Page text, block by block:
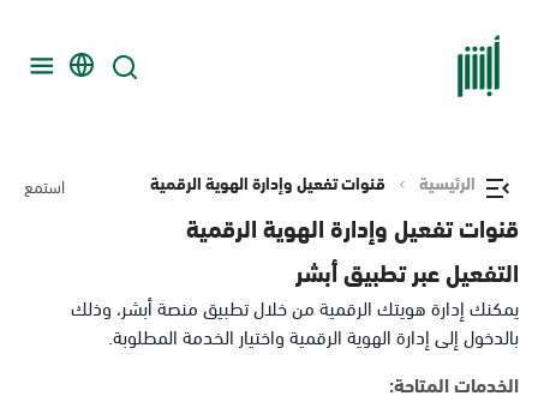
الرئيسية قنوات تفعيل وإدارة الهوية الرقمية استمع
قنوات تفعيل وإدارة الهوية الرقمية
التفعيل عبر تطبيق أبشر
يمكنك إدارة هويتك الرقمية من خلال تطبيق منصة أبشر، وذلك
بالدخول إلى إدارة الهوية الرقمية واختيار الخدمة المطلوبة.
الخدمات المتاحة: